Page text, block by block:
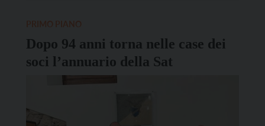
Dopo 94 anni torna nelle case dei
soci l’annuario della Sat